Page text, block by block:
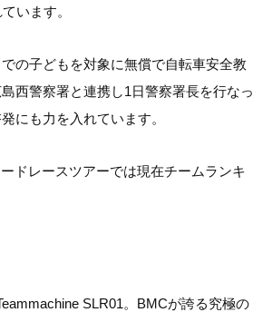
います。
の子どもを対象に無償で自転車安全教
西警察署と連携し1日警察署長を行なっ
にも力を入れています。
ドレースツアーでは現在チームランキ
SLR01。BMCが誇る究極の